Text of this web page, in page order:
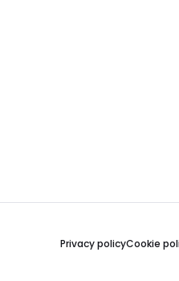
Privacy policyCookie